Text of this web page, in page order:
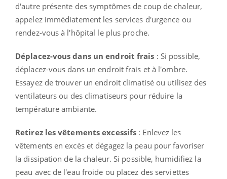
d'autre présente des symptômes de coup de chaleur,
appelez immédiatement les services d'urgence ou
rendez-vous à l'hôpital le plus proche.
Déplacez-vous dans un endroit frais : Si possible,
déplacez-vous dans un endroit frais et à l'ombre.
Essayez de trouver un endroit climatisé ou utilisez des
ventilateurs ou des climatiseurs pour réduire la
température ambiante.
Retirez les vêtements excessifs : Enlevez les
vêtements en excès et dégagez la peau pour favoriser
la dissipation de la chaleur. Si possible, humidifiez la
peau avec de l'eau froide ou placez des serviettes